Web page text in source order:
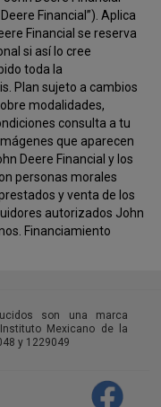
Financial”). Aplica
Financial se reserva
si así lo cree
toda la
Plan sujeto a cambios
modalidades,
consulta a tu
que aparecen
Deere Financial y los
personas morales
y venta de los
autorizados John
Financiamiento
son una marca
Mexicano de la
y 1229049